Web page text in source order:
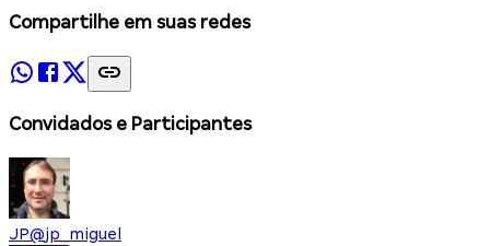
Compartilhe em suas redes
Convidados e Participantes
JP@jp_miguel